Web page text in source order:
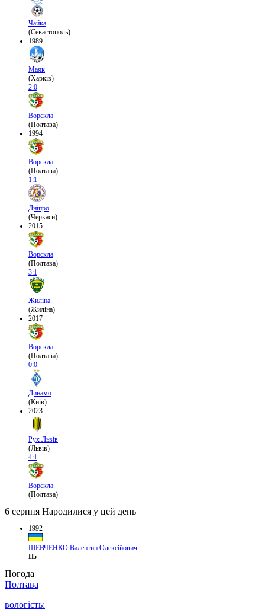
Чайка
(Севастополь)
1989
Маяк
(Харків)
2:0
Ворскла
(Полтава)
1994
Ворскла
(Полтава)
1:1
Дніпро
(Черкаси)
2015
Ворскла
(Полтава)
3:1
Жиліна
(Жиліна)
2017
Ворскла
(Полтава)
0:0
Динамо
(Київ)
2023
Рух Львів
(Львів)
4:1
Ворскла
(Полтава)
6 серпня Народилися у цей день
1992
ШЕВЧЕНКО Валентин Олексійович
Пз
Погода
Полтава
вологість: